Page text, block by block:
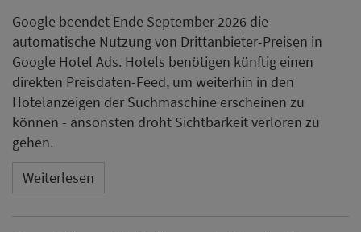
Google beendet Ende September 2026 die
automatische Nutzung von Drittanbieter-Preisen in
Google Hotel Ads. Hotels benötigen künftig einen
direkten Preisdaten-Feed, um weiterhin in den
Hotelanzeigen der Suchmaschine erscheinen zu
können - ansonsten droht Sichtbarkeit verloren zu
gehen.
Weiterlesen